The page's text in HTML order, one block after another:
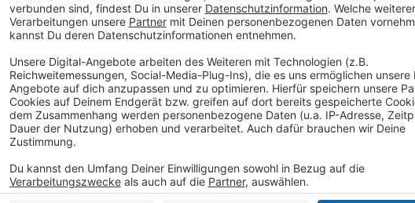
laden!
Wir verwenden einen
Drittanbieters, um
einzubetten. Dieser
Ihren Aktivitäten
die Details durch und
Nutzung des Service zu,